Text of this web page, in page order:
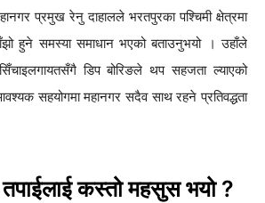
प्रमुख रेनु दाहालले भरतपुरका पश्चिमी क्षेत्रमा
हुने समस्या समाधान भएको बताउनुभयो । उहाँले
डिप बोरिङले थप सहजता ल्याएको
सहयोगमा महानगर सदैव साथ रहने प्रतिवद्धता
कस्तो महसुस भयो ?